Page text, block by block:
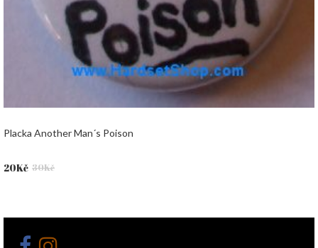
Placka Another Man´s Poison
30Kč
Původní
20Kč
Aktuální